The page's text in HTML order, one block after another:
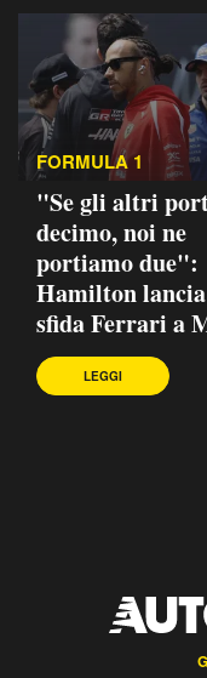
FORMULA 1
"Se gli altri
decimo, noi ne
portiamo due":
Hamilton
sfida Ferrari a
LEGGI